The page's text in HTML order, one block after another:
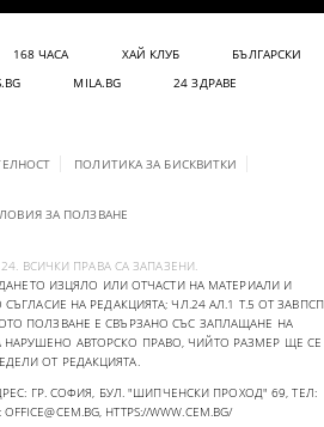
168 ЧАСА ХАЙ КЛУБ
БЪЛГАРСКИ
MILA.BG 24 ЗДРАВЕ
ПОЛИТИКА ЗА БИСКВИТКИ
ЗА ПОЛЗВАНЕ
ВСИЧКИ ПРАВА СА ЗАПАЗЕНИ.
ИЗЦЯЛО ИЛИ ОТЧАСТИ НА МАТЕРИАЛИ И
НА РЕДАКЦИЯТА; ЧЛ.24 АЛ.1 Т.5 ОТ ЗАВПСП
ПОЛЗВАНЕ Е СВЪРЗАНО СЪС ЗАПЛАЩАНЕ НА
АВТОРСКО ПРАВО, ЧИЙТО РАЗМЕР ЩЕ СЕ
ОТ РЕДАКЦИЯТА.
ГР. СОФИЯ, БУЛ. "ШИПЧЕНСКИ ПРОХОД" 69, ТЕЛ:
OFFICE@CEM.BG HTTPS://WWW.CEM.BG/